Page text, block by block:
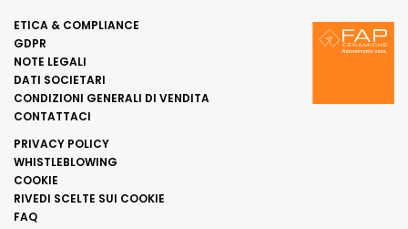
ETICA & COMPLIANCE
GDPR
NOTE LEGALI
DATI SOCIETARI
CONDIZIONI GENERALI DI VENDITA
CONTATTACI
PRIVACY POLICY
WHISTLEBLOWING
COOKIE
RIVEDI SCELTE SUI COOKIE
FAQ